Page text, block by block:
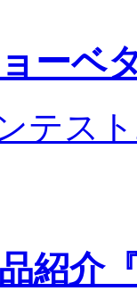
ーベ
テス
紹介